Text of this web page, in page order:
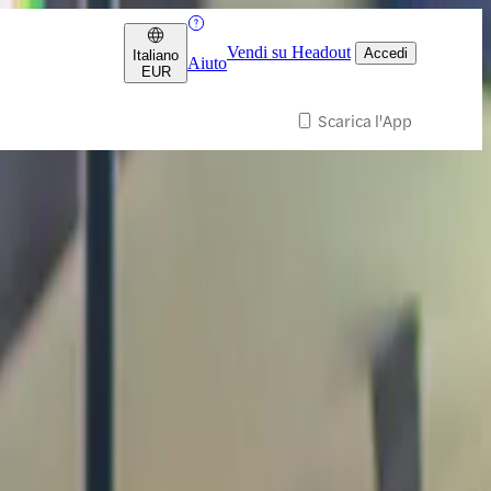
Italiano
EUR
Aiuto
Vendi su Headout Accedi
Scarica l'App